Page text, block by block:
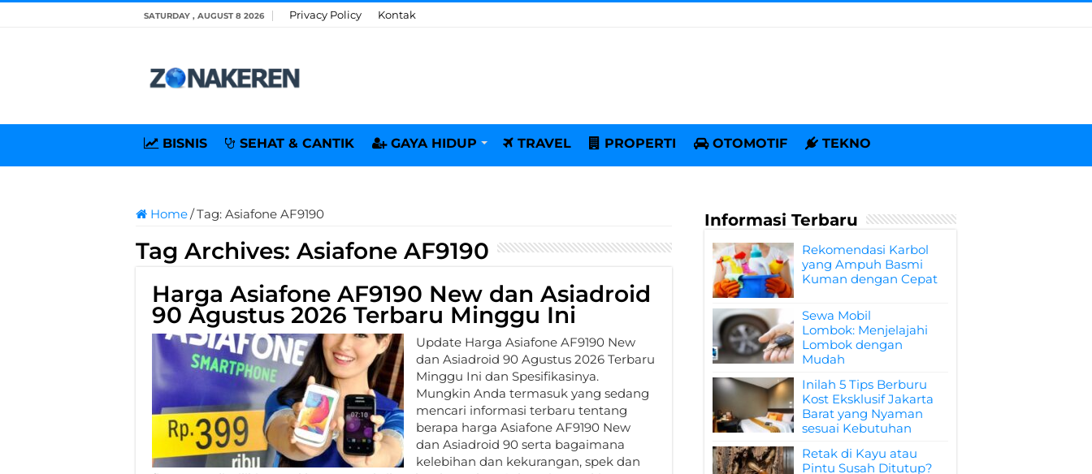
SATURDAY , AUGUST 8 2026 Privacy Policy Kontak
BISNIS SEHAT & CANTIK GAYA HIDUP TRAVEL PROPERTI OTOMOTIF TEKNO
Home/Tag: Asiafone AF9190
Tag Archives: Asiafone AF9190
Harga Asiafone AF9190 New dan Asiadroid
90 Agustus 2026 Terbaru Minggu Ini
Update Harga Asiafone AF9190 New
dan Asiadroid 90 Agustus 2026 Terbaru
Minggu Ini dan Spesifikasinya.
Mungkin Anda termasuk yang sedang
mencari informasi terbaru tentang
berapa harga Asiafone AF9190 New
dan Asiadroid 90 serta bagaimana
kelebihan dan kekurangan, spek dan
Informasi Terbaru
Rekomendasi Karbol
yang Ampuh Basmi
Kuman dengan Cepat
Sewa Mobil
Lombok: Menjelajahi
Lombok dengan
Mudah
Inilah 5 Tips Berburu
Kost Eksklusif Jakarta
Barat yang Nyaman
sesuai Kebutuhan
Retak di Kayu atau
Pintu Susah Ditutup?